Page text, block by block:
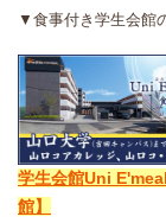
▼食事付き学生会館
学生会館Uni
館】